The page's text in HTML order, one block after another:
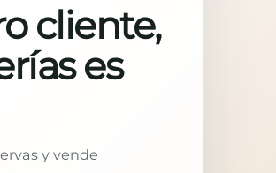
cliente,
es
y vende